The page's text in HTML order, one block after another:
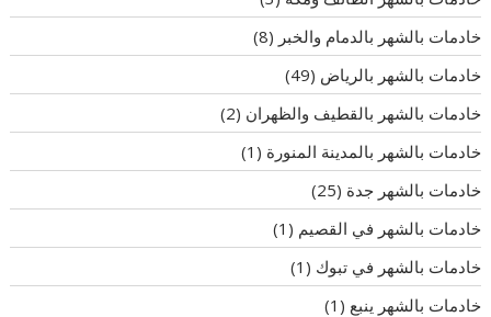
خادمات بالشهر بالدمام والخبر (8)
خادمات بالشهر بالرياض (49)
خادمات بالشهر بالقطيف والظهران (2)
خادمات بالشهر بالمدينة المنورة (1)
خادمات بالشهر جدة (25)
خادمات بالشهر في القصيم (1)
خادمات بالشهر في تبوك (1)
خادمات بالشهر ينبع (1)